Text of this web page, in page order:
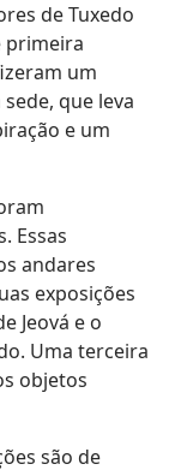
de Tuxedo
primeira
um
que leva
e um
Essas
andares
exposições
Jeová e o
Uma terceira
objetos
são de